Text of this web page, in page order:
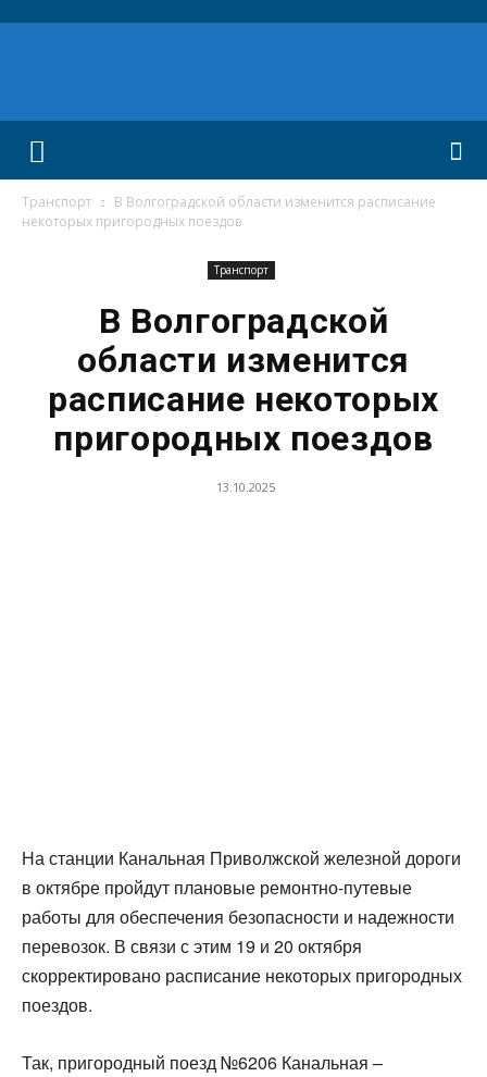
Транспорт
В Волгоградской области изменится расписание
некоторых пригородных поездов
Транспорт
В Волгоградской
области изменится
расписание некоторых
пригородных поездов
13.10.2025
На станции Канальная Приволжской железной дороги
в октябре пройдут плановые ремонтно-путевые
работы для обеспечения безопасности и надежности
перевозок. В связи с этим 19 и 20 октября
скорректировано расписание некоторых пригородных
поездов.
Так, пригородный поезд №6206 Канальная –